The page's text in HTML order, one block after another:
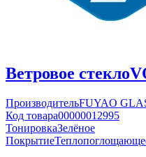
Ветровое стекло
ПроизводительFUYAO
Код товара00000012995
ТонировкаЗелёное
Покрытие